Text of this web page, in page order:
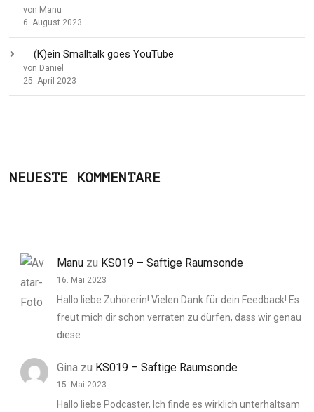
von Manu
6. August 2023
(K)ein Smalltalk goes YouTube
von Daniel
25. April 2023
NEUESTE KOMMENTARE
Manu zu KS019 – Saftige Raumsonde
16. Mai 2023
Hallo liebe Zuhörerin! Vielen Dank für dein Feedback! Es
freut mich dir schon verraten zu dürfen, dass wir genau
diese…
Gina zu KS019 – Saftige Raumsonde
15. Mai 2023
Hallo liebe Podcaster, Ich finde es wirklich unterhaltsam